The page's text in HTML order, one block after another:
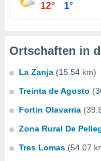
12° 1°
Ortschaften in
La Zanja (15.54 km)
Treinta de Agosto
Fortin Olavarria
Zona Rural De
Tres Lomas (54.07